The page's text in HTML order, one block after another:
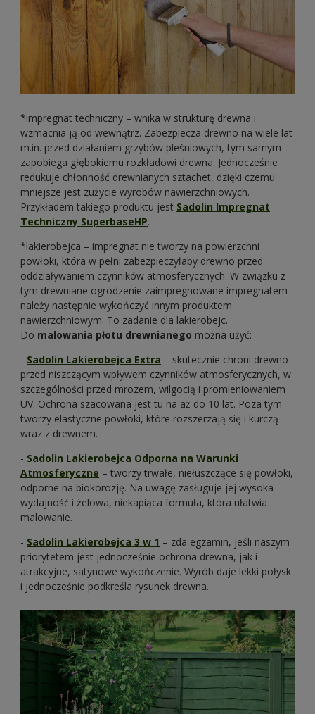
*impregnat techniczny – wnika w strukturę drewna i
wzmacnia ją od wewnątrz. Zabezpiecza drewno na wiele lat
m.in. przed działaniem grzybów pleśniowych, tym samym
zapobiega głębokiemu rozkładowi drewna. Jednocześnie
redukuje chłonność drewnianych sztachet, dzięki czemu
mniejsze jest zużycie wyrobów nawierzchniowych.
Przykładem takiego produktu jest Sadolin Impregnat
Techniczny SuperbaseHP.
*lakierobejca – impregnat nie tworzy na powierzchni
powłoki, która w pełni zabezpieczyłaby drewno przed
oddziaływaniem czynników atmosferycznych. W związku z
tym drewniane ogrodzenie zaimpregnowane impregnatem
należy następnie wykończyć innym produktem
nawierzchniowym. To zadanie dla lakierobejc.
Do malowania płotu drewnianego można użyć:
- Sadolin Lakierobejca Extra – skutecznie chroni drewno
przed niszczącym wpływem czynników atmosferycznych, w
szczególności przed mrozem, wilgocią i promieniowaniem
UV. Ochrona szacowana jest tu na aż do 10 lat. Poza tym
tworzy elastyczne powłoki, które rozszerzają się i kurczą
wraz z drewnem.
- Sadolin Lakierobejca Odporna na Warunki
Atmosferyczne – tworzy trwałe, niełuszczące się powłoki,
odporne na biokorozję. Na uwagę zasługuje jej wysoka
wydajność i żelowa, niekapiąca formuła, która ułatwia
malowanie.
- Sadolin Lakierobejca 3 w 1 – zda egzamin, jeśli naszym
priorytetem jest jednocześnie ochrona drewna, jak i
atrakcyjne, satynowe wykończenie. Wyrób daje lekki połysk
i jednocześnie podkreśla rysunek drewna.